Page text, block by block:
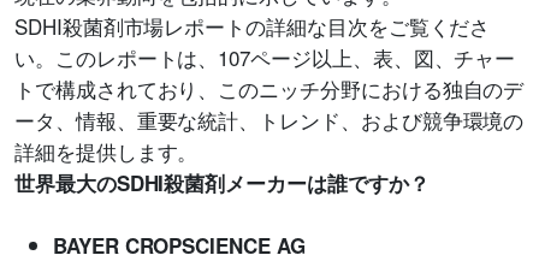
SDHI殺菌剤市場レポートの詳細な目次をご覧くださ
い。このレポートは、107ページ以上、表、図、チャー
トで構成されており、このニッチ分野における独自のデ
ータ、情報、重要な統計、トレンド、および競争環境の
詳細を提供します。
世界最大のSDHI殺菌剤メーカーは誰ですか？
BAYER CROPSCIENCE AG